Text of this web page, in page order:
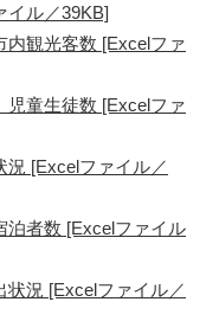
イル／39KB]
内観光客数 [Excelファ
児童生徒数 [Excelファ
況 [Excelファイル／
泊者数 [Excelファイル
状況 [Excelファイル／